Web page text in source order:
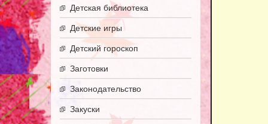
Детская библиотека
Детские игры
Детский гороскоп
Заготовки
Законодательство
Закуски